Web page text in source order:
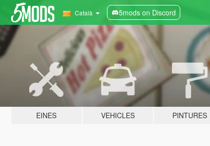
Català 5mods on Discord
EINES VEHICLES PINTURES